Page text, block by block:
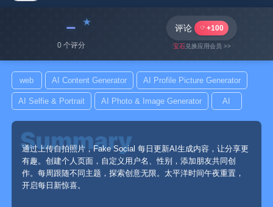
﹣
0 个评分
评论 +100
宝石兑换应用会员 >>
web AI Content Generator AI Profile Picture Generator
AI Selfie & Portrait AI Photo & Image Generator AI
通过上传自拍照片，Fake Social 每日更新AI生成内容，让分享更
有趣。创建个人页面，自定义用户名、性别，添加朋友共同创
作。每周跟随不同主题，探索创意无限。太平洋时间午夜重置，
开启每日新惊喜。